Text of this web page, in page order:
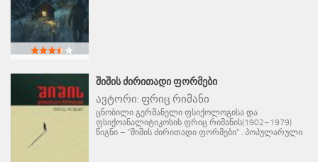
ᲨᲘᲨᲘᲡ ᲫᲘᲠᲘᲗᲐᲓᲘ ᲤᲝᲠᲛᲔᲑᲘ
ავტორი: ფრიც რიმანი
ცნობილი გერმანელი ფსიქოლოგისა და
ფსიქოანალიტიკოსის ფრიც რიმანის(1902–1979)
წიგნი – "შიშის ძირითადი ფორმები" . პოპულარული